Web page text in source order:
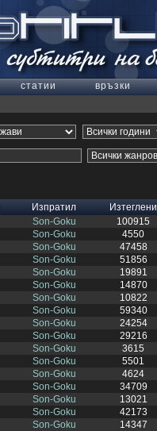
статии връзки
Изпратил Изтеглени
Son-Goku 100915
Son-Goku 4550
Son-Goku 47458
Son-Goku 51856
Son-Goku 19891
Son-Goku 14870
Son-Goku 10822
Son-Goku 59340
Son-Goku 24254
Son-Goku 29216
Son-Goku 3615
Son-Goku 5501
Son-Goku 4624
Son-Goku 34709
Son-Goku 13021
Son-Goku 42173
Son-Goku 14347